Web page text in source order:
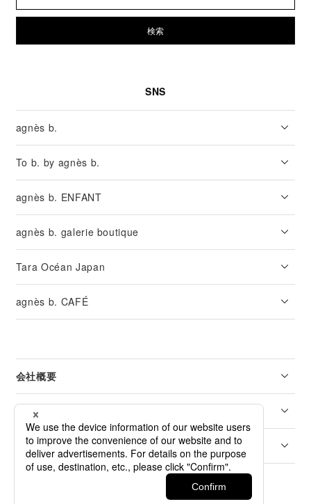
検索
SNS
agnès b.
To b. by agnès b.
agnès b. ENFANT
agnès b. galerie boutique
Tara Océan Japan
agnès b. CAFÉ
会社概要
リーガル
カスタマーサービス